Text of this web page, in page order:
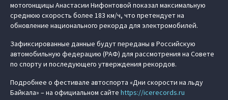
мотогонщицы Анастасии Нифонтовой показал максимальную
среднюю скорость более 183 км/ч, что претендует на
обновление национального рекорда для электромобилей.
Зафиксированные данные будут переданы в Российскую
автомобильную федерацию (РАФ) для рассмотрения на Совете
по спорту и последующего утверждения рекордов.
Подробнее о фестивале автоспорта «Дни скорости на льду
Байкала» – на официальном сайте https://icerecords.ru